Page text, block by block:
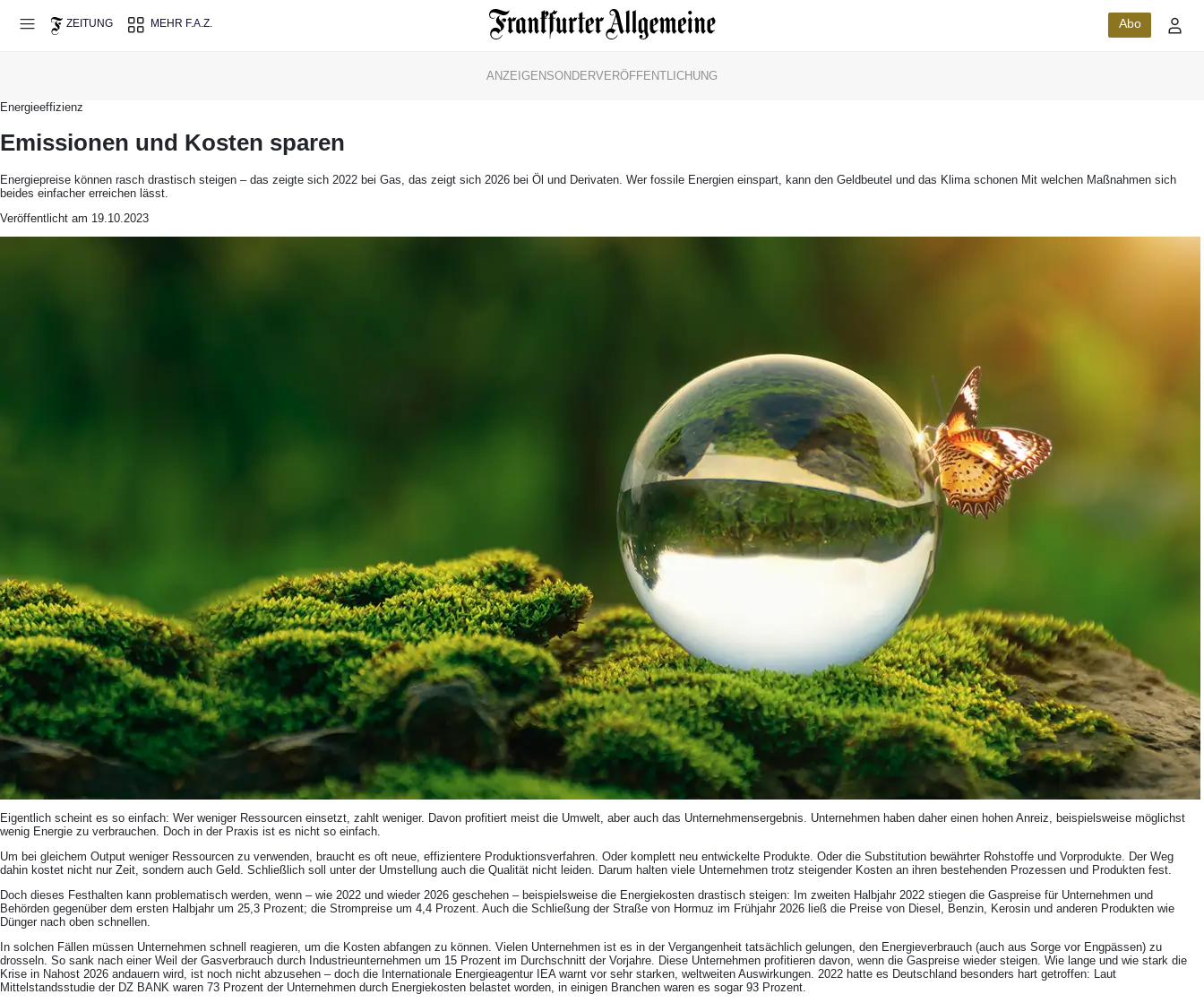
ZEITUNG MEHR F.A.Z. Abo
ANZEIGENSONDERVERÖFFENTLICHUNG
Energieeffizienz
Emissionen und Kosten sparen
Energiepreise können rasch drastisch steigen – das zeigte sich 2022 bei Gas, das zeigt sich 2026 bei Öl und Derivaten. Wer fossile Energien einspart, kann den Geldbeutel und das Klima schonen Mit welchen Maßnahmen sich
beides einfacher erreichen lässt.
Veröffentlicht am 19.10.2023
Eigentlich scheint es so einfach: Wer weniger Ressourcen einsetzt, zahlt weniger. Davon profitiert meist die Umwelt, aber auch das Unternehmensergebnis. Unternehmen haben daher einen hohen Anreiz, beispielsweise möglichst
wenig Energie zu verbrauchen. Doch in der Praxis ist es nicht so einfach.
Um bei gleichem Output weniger Ressourcen zu verwenden, braucht es oft neue, effizientere Produktionsverfahren. Oder komplett neu entwickelte Produkte. Oder die Substitution bewährter Rohstoffe und Vorprodukte. Der Weg
dahin kostet nicht nur Zeit, sondern auch Geld. Schließlich soll unter der Umstellung auch die Qualität nicht leiden. Darum halten viele Unternehmen trotz steigender Kosten an ihren bestehenden Prozessen und Produkten fest.
Doch dieses Festhalten kann problematisch werden, wenn – wie 2022 und wieder 2026 geschehen – beispielsweise die Energiekosten drastisch steigen: Im zweiten Halbjahr 2022 stiegen die Gaspreise für Unternehmen und
Behörden gegenüber dem ersten Halbjahr um 25,3 Prozent; die Strompreise um 4,4 Prozent. Auch die Schließung der Straße von Hormuz im Frühjahr 2026 ließ die Preise von Diesel, Benzin, Kerosin und anderen Produkten wie
Dünger nach oben schnellen.
In solchen Fällen müssen Unternehmen schnell reagieren, um die Kosten abfangen zu können. Vielen Unternehmen ist es in der Vergangenheit tatsächlich gelungen, den Energieverbrauch (auch aus Sorge vor Engpässen) zu
drosseln. So sank nach einer Weil der Gasverbrauch durch Industrieunternehmen um 15 Prozent im Durchschnitt der Vorjahre. Diese Unternehmen profitieren davon, wenn die Gaspreise wieder steigen. Wie lange und wie stark die
Krise in Nahost 2026 andauern wird, ist noch nicht abzusehen – doch die Internationale Energieagentur IEA warnt vor sehr starken, weltweiten Auswirkungen. 2022 hatte es Deutschland besonders hart getroffen: Laut
Mittelstandsstudie der DZ BANK waren 73 Prozent der Unternehmen durch Energiekosten belastet worden, in einigen Branchen waren es sogar 93 Prozent.